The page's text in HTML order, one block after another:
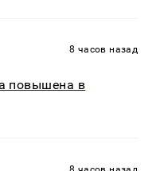
8 часов назад
повышена в